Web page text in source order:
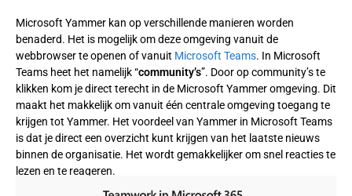
Microsoft Yammer kan op verschillende manieren worden
benaderd. Het is mogelijk om deze omgeving vanuit de
webbrowser te openen of vanuit Microsoft Teams. In Microsoft
Teams heet het namelijk “community’s”. Door op community’s te
klikken kom je direct terecht in de Microsoft Yammer omgeving. Dit
maakt het makkelijk om vanuit één centrale omgeving toegang te
krijgen tot Yammer. Het voordeel van Yammer in Microsoft Teams
is dat je direct een overzicht kunt krijgen van het laatste nieuws
binnen de organisatie. Het wordt gemakkelijker om snel reacties te
lezen en te reageren.